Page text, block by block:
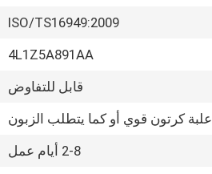
ISO/TS16949:2009
4L1Z5A891AA
قابل للتفاوض
علبة كرتون قوي أو كما يتطلب الزبون
2-8 أيام عمل